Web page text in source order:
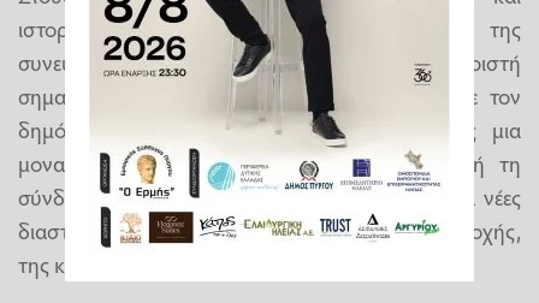
ιστορίας, η έννοια της συλλογικότητας και της
συνεύρεσης της κοινότητας αποκτά ξεχωριστή
σημασία, καθώς η παράσταση αλληλεπιδρά με τον
δημόσιο χώρο και το κοινό, δημιουργώντας μια
μοναδική βιωματική εμπειρία. Μέσα από αυτή τη
σύνδεση με τον εκάστοτε τόπο, το έργο αποκτά νέες
διαστάσεις, μεταφέροντας το μήνυμα της συμμετοχής,
της κοινότητας και της πολιτιστικής συνύπαρξης.